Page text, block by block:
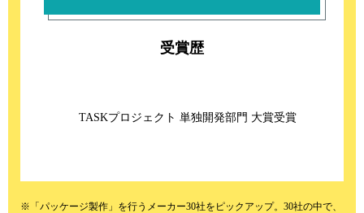
受賞歴
TASKプロジェクト 単独開発部門 大賞受賞
※「パッケージ製作」を行うメーカー30社をピックアップ。30社の中で、